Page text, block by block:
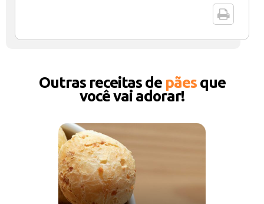
Outras receitas de pãesque
você vai adorar!